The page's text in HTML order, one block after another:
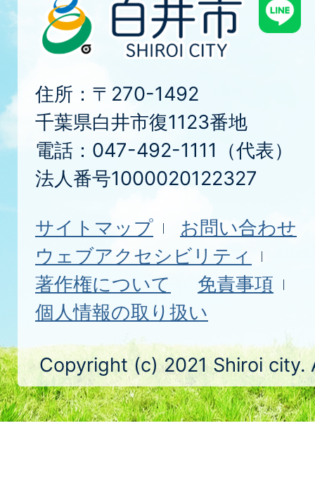
住所：〒270-1492
千葉県白井市復1123番地
電話：047-492-1111（代表）
法人番号1000020122327
サイトマップ
お問い合わせ
ウェブアクセシビリティ
著作権について
免責事項
個人情報の取り扱い
Copyright (c) 2021 Shiroi city.